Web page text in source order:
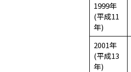
1999年
(平成11
年)
2001年
(平成13
年)